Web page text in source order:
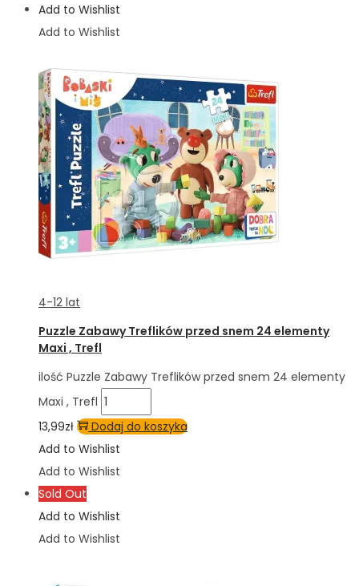
Add to Wishlist
Add to Wishlist
4-12 lat
Puzzle Zabawy Treflików przed snem 24 elementy
Maxi , Trefl
ilość Puzzle Zabawy Treflików przed snem 24 elementy
Maxi , Trefl
13,99zł
Dodaj do koszyka
Add to Wishlist
Add to Wishlist
Sold Out
Add to Wishlist
Add to Wishlist